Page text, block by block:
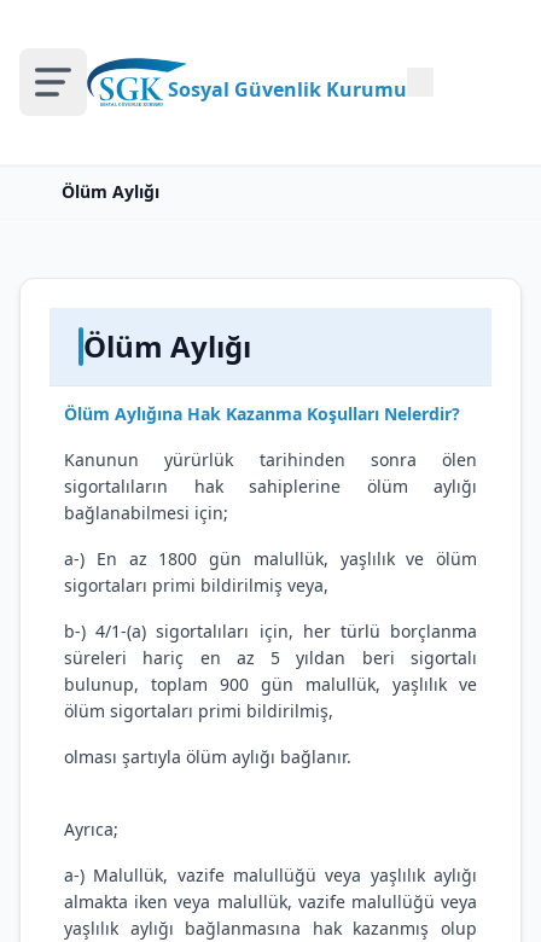
Sosyal Güvenlik Kurumu
Ölüm Aylığı
Ölüm Aylığı
Ölüm Aylığına Hak Kazanma Koşulları Nelerdir?
Kanunun yürürlük tarihinden sonra ölen
sigortalıların hak sahiplerine ölüm aylığı
bağlanabilmesi için;
a-) En az 1800 gün malullük, yaşlılık ve ölüm
sigortaları primi bildirilmiş veya,
b-) 4/1-(a) sigortalıları için, her türlü borçlanma
süreleri hariç en az 5 yıldan beri sigortalı
bulunup, toplam 900 gün malullük, yaşlılık ve
ölüm sigortaları primi bildirilmiş,
olması şartıyla ölüm aylığı bağlanır.
Ayrıca;
a-) Malullük, vazife malullüğü veya yaşlılık aylığı
almakta iken veya malullük, vazife malullüğü veya
yaşlılık aylığı bağlanmasına hak kazanmış olup